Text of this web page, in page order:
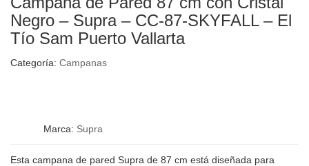
Negro – Supra – CC-87-SKYFALL – El
Tío Sam Puerto Vallarta
Categoría: Campanas
Marca: Supra
Esta campana de pared Supra de 87 cm está diseñada para